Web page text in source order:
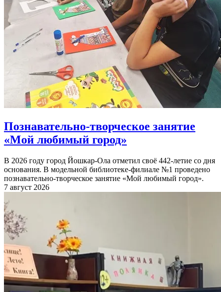
Познавательно-творческое занятие
«Мой любимый город»
В 2026 году город Йошкар-Ола отметил своё 442-летие со дня
основания. В модельной библиотеке-филиале №1 проведено
познавательно-творческое занятие «Мой любимый город».
7 август 2026